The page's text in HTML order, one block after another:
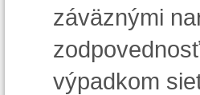
záväznými
výpadkom